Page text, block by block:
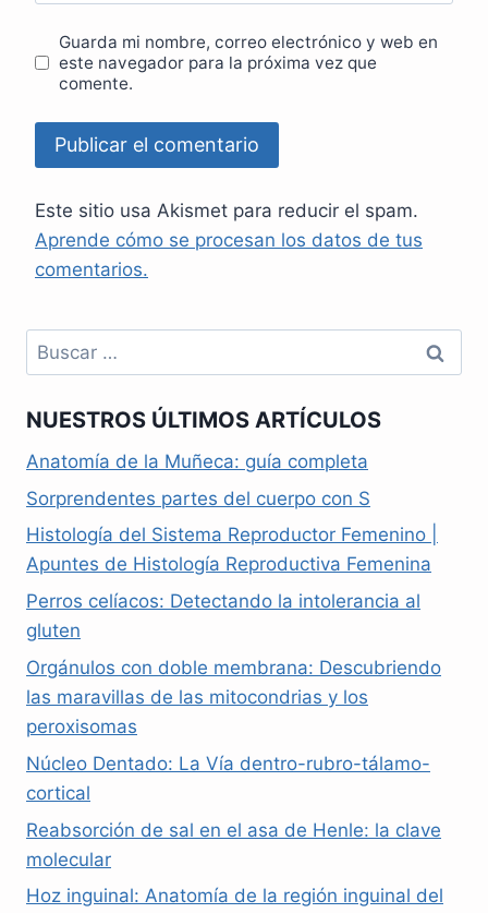
Guarda mi nombre, correo electrónico y web en
este navegador para la próxima vez que
comente.
Este sitio usa Akismet para reducir el spam.
Aprende cómo se procesan los datos de tus
comentarios.
Buscar:
NUESTROS ÚLTIMOS ARTÍCULOS
Anatomía de la Muñeca: guía completa
Sorprendentes partes del cuerpo con S
Histología del Sistema Reproductor Femenino |
Apuntes de Histología Reproductiva Femenina
Perros celíacos: Detectando la intolerancia al
gluten
Orgánulos con doble membrana: Descubriendo
las maravillas de las mitocondrias y los
peroxisomas
Núcleo Dentado: La Vía dentro-rubro-tálamo-
cortical
Reabsorción de sal en el asa de Henle: la clave
molecular
Hoz inguinal: Anatomía de la región inguinal del